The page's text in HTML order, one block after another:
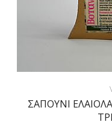
ΣΑΠΟΥΝΙ